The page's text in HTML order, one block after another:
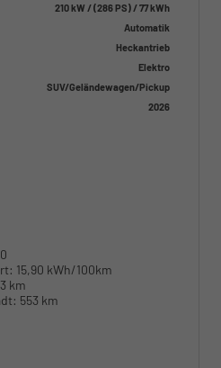
210 kW / (286 PS) / 77 kWh
Automatik
Heckantrieb
Elektro
SUV/Geländewagen/Pickup
2026
15,90 kWh/100km
km
553 km